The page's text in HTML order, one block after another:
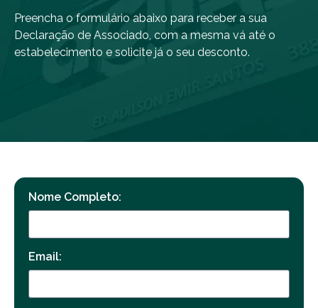
Preencha o formulário abaixo para receber a sua
Declaração de Associado, com a mesma vá até o
estabelecimento e solicite já o seu desconto.
Nome Completo:
Email: